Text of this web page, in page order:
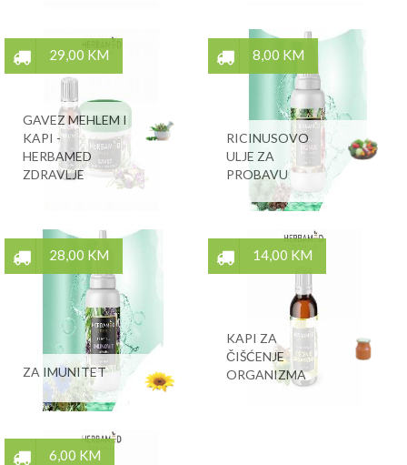
29,00 KM
GAVEZ MEHLEM I
KAPI -
HERBAMED
ZDRAVLJE
8,00 KM
RICINUSOVO
ULJE ZA
PROBAVU
28,00 KM
ZA IMUNITET
14,00 KM
KAPI ZA
ČIŠĆENJE
ORGANIZMA
6,00 KM